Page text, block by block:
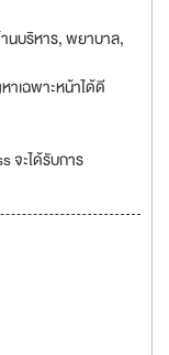
บริหาร, พยาบาล,
าเฉพาะหน้าได้ดี
จะได้รับการ